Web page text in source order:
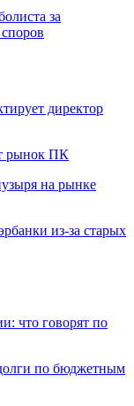
за
директор
рынок ПК
на рынке
из-за старых
что говорят по
по бюджетным